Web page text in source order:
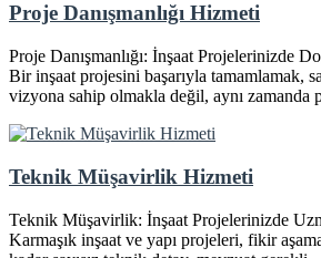
Proje Danışmanlığı Hizmeti
Proje Danışmanlığı: İnşaat Projelerinizde
Bir inşaat projesini başarıyla tamamlamak,
vizyona sahip olmakla değil, aynı zamanda
Teknik Müşavirlik Hizmeti
Teknik Müşavirlik: İnşaat Projelerinizde
Karmaşık inşaat ve yapı projeleri, fikir